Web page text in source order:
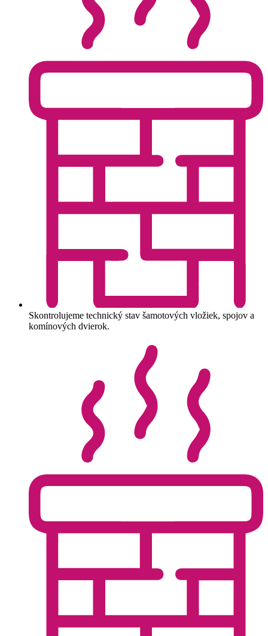
Skontrolujeme technický stav šamotových vložiek, spojov a
komínových dvierok.